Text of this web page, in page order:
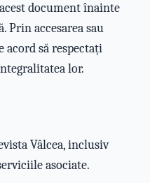
document înainte
Prin accesarea sau
să respectați
lor.
Vâlcea, inclusiv
asociate.